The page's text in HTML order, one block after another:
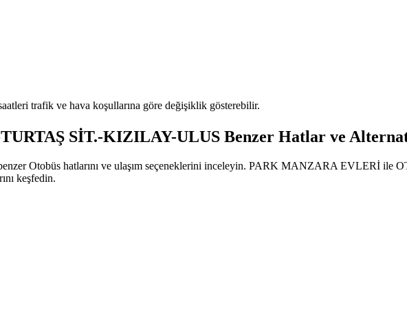
trafik ve hava koşullarına göre değişiklik gösterebilir.
SİT.-KIZILAY-ULUS Benzer Hatlar ve
Otobüs hatlarını ve ulaşım seçeneklerini inceleyin. PARK MANZARA EVLERİ ile
keşfedin.